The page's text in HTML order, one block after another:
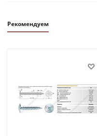
Рекомендуем